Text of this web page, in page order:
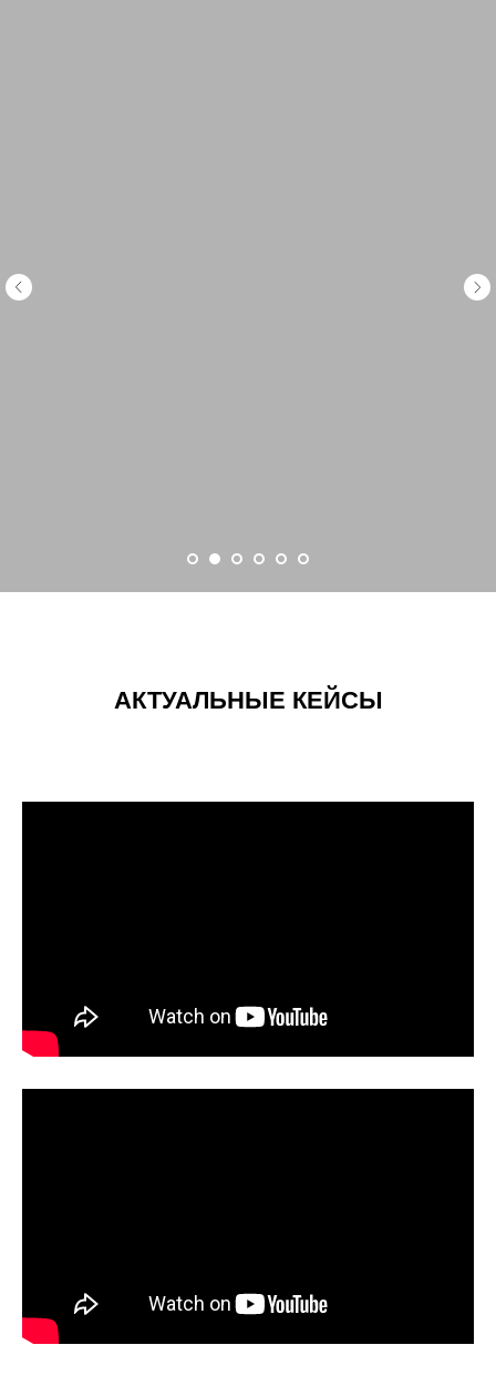
MANIA
АКТУАЛЬНЫЕ КЕЙСЫ